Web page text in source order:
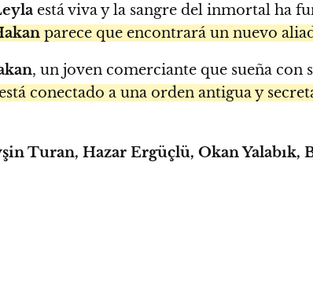
está viva y la sangre del inmortal ha
parece que encontrará un nuevo
, un joven comerciante que sueña
conectado a una orden antigua y
Turan, Hazar Ergüçlü, Okan